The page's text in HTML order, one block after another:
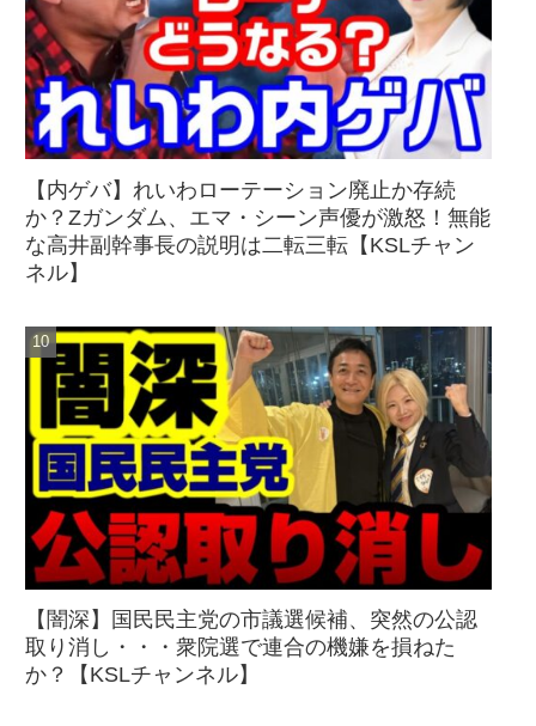
【内ゲバ】れいわローテーション廃止か存続
か？Zガンダム、エマ・シーン声優が激怒！無能
な高井副幹事長の説明は二転三転【KSLチャン
ネル】
【闇深】国民民主党の市議選候補、突然の公認
取り消し・・・衆院選で連合の機嫌を損ねた
か？【KSLチャンネル】